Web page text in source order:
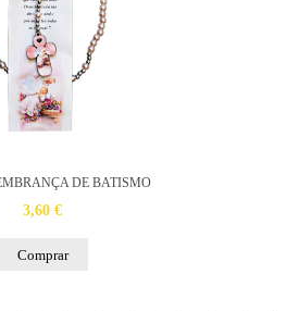
DE BATISMO
3,60 €
Comprar